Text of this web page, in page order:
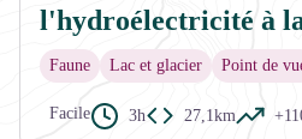
l'hydroélectricité à
Faune Lac et glacier Point de
Facile 3h 27,1km